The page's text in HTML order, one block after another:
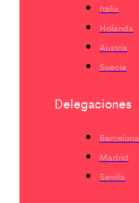
Italia
Holanda
Austria
Suecia
Delegaciones
Barcelona
Madrid
Sevilla